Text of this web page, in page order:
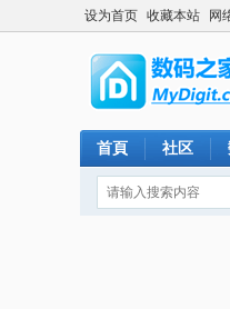
设为首页 收藏本站 网
首頁 社区